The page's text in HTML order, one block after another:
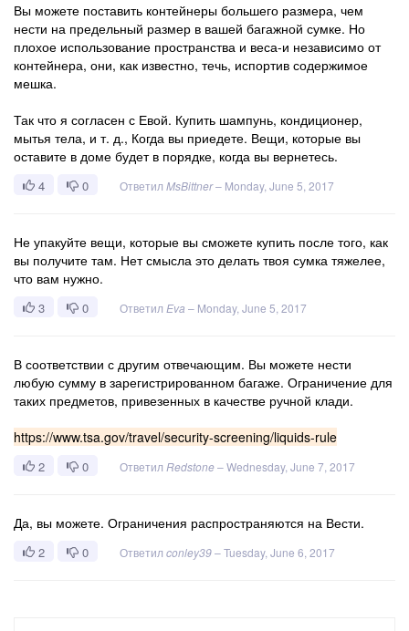
Вы можете поставить контейнеры большего размера, чем
нести на предельный размер в вашей багажной сумке. Но
плохое использование пространства и веса-и независимо от
контейнера, они, как известно, течь, испортив содержимое
мешка.
Так что я согласен с Евой. Купить шампунь, кондиционер,
мытья тела, и т. д., Когда вы приедете. Вещи, которые вы
оставите в доме будет в порядке, когда вы вернетесь.
4 0 Ответил MsBittner– Monday, June 5, 2017
Не упакуйте вещи, которые вы сможете купить после того, как
вы получите там. Нет смысла это делать твоя сумка тяжелее,
что вам нужно.
3 0 Ответил Eva – Monday, June 5, 2017
В соответствии с другим отвечающим. Вы можете нести
любую сумму в зарегистрированном багаже. Ограничение для
таких предметов, привезенных в качестве ручной клади.
https://www.tsa.gov/travel/security-screening/liquids-rule
2 0 Ответил Redstone–Wednesday, June 7, 2017
Да, вы можете. Ограничения распространяются на Вести.
2 0 Ответил conley39–Tuesday, June 6, 2017